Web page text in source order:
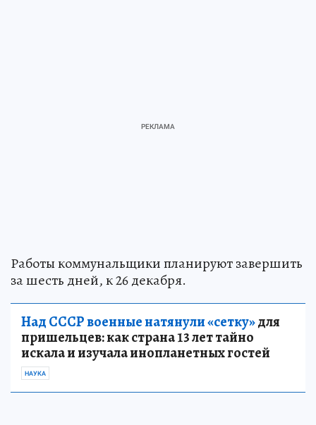
Работы коммунальщики планируют завершить
за шесть дней, к 26 декабря.
Над СССР военные натянули «сетку»для
пришельцев: как страна 13 лет тайно
искала и изучала инопланетных гостей
НАУКА